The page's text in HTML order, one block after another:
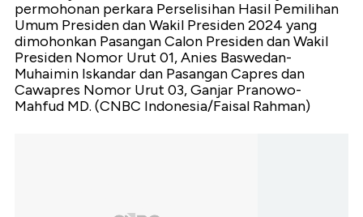
permohonan perkara Perselisihan Hasil Pemilihan
Umum Presiden dan Wakil Presiden 2024 yang
dimohonkan Pasangan Calon Presiden dan Wakil
Presiden Nomor Urut 01, Anies Baswedan-
Muhaimin Iskandar dan Pasangan Capres dan
Cawapres Nomor Urut 03, Ganjar Pranowo-
Mahfud MD. (CNBC Indonesia/Faisal Rahman)